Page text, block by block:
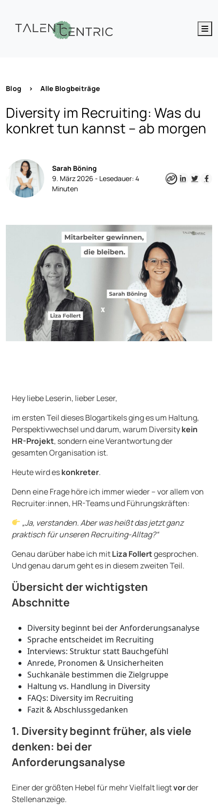
Blog > Alle Blogbeiträge
Diversity im Recruiting: Was du
konkret tun kannst – ab morgen
Sarah Böning
9. März 2026 - Lesedauer: 4
Minuten
Hey liebe Leserin, lieber Leser,
im ersten Teil dieses Blogartikels ging es um Haltung,
Perspektivwechsel und darum, warum Diversitykein
HR-Projekt, sondern eine Verantwortung der
gesamten Organisation ist.
Heute wird eskonkreter.
Denn eine Frage höre ich immer wieder – vor allem von
Recruiter:innen, HR-Teams und Führungskräften:
„Ja, verstanden. Aber was heißt das jetzt ganz
praktisch für unseren Recruiting-Alltag?“
Genau darüber habe ich mitLiza Follertgesprochen.
Und genau darum geht es in diesem zweiten Teil.
Übersicht der wichtigsten
Abschnitte
Diversity beginnt bei der Anforderungsanalyse
Sprache entscheidet im Recruiting
Interviews: Struktur statt Bauchgefühl
Anrede, Pronomen & Unsicherheiten
Suchkanäle bestimmen die Zielgruppe
Haltung vs. Handlung in Diversity
FAQs: Diversity im Recruiting
Fazit & Abschlussgedanken
1. Diversity beginnt früher, als viele
denken: bei der
Anforderungsanalyse
Einer der größten Hebel für mehr Vielfalt liegtvorder
Stellenanzeige.